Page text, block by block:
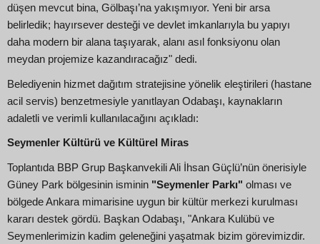
düşen mevcut bina, Gölbaşı’na yakışmıyor. Yeni bir arsa
belirledik; hayırsever desteği ve devlet imkanlarıyla bu yapıyı
daha modern bir alana taşıyarak, alanı asıl fonksiyonu olan
meydan projemize kazandıracağız" dedi.
Belediyenin hizmet dağıtım stratejisine yönelik eleştirileri (hastane
acil servis) benzetmesiyle yanıtlayan Odabaşı, kaynakların
adaletli ve verimli kullanılacağını açıkladı:
Seymenler Kültürü ve Kültürel Miras
Toplantıda BBP Grup Başkanvekili Ali İhsan Güçlü’nün önerisiyle
Güney Park bölgesinin isminin "Seymenler Parkı" olması ve
bölgede Ankara mimarisine uygun bir kültür merkezi kurulması
kararı destek gördü. Başkan Odabaşı, "Ankara Kulübü ve
Seymenlerimizin kadim geleneğini yaşatmak bizim görevimizdir.